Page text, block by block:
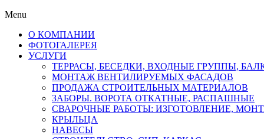
Menu
О КОМПАНИИ
ФОТОГАЛЕРЕЯ
УСЛУГИ
ТЕРРАСЫ, БЕСЕДКИ, ВХОДНЫЕ ГРУППЫ,
МОНТАЖ ВЕНТИЛИРУЕМЫХ ФАСАДОВ
ПРОДАЖА СТРОИТЕЛЬНЫХ МАТЕРИАЛОВ
ЗАБОРЫ. ВОРОТА ОТКАТНЫЕ, РАСПАШНЫЕ
СВАРОЧНЫЕ РАБОТЫ: ИЗГОТОВЛЕНИЕ,
КРЫЛЬЦА
НАВЕСЫ